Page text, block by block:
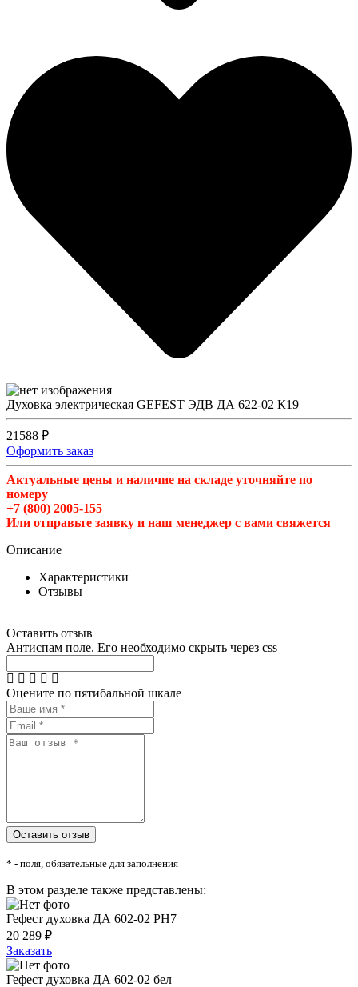
Духовка электрическая GEFEST ЭДВ ДА 622-02 К19
21588 ₽
Оформить заказ
Актуальные цены и наличие на складе уточняйте по
номеру
+7 (800) 2005-155
Или отправьте заявку и наш менеджер с вами свяжется
Описание
Характеристики
Отзывы
Оставить отзыв
Антиспам поле. Его необходимо скрыть через css
Оцените по пятибальной шкале
* - поля, обязательные для заполнения
В этом разделе также представлены:
Гефест духовка ДА 602-02 РН7
20 289 ₽
Заказать
Гефест духовка ДА 602-02 бел